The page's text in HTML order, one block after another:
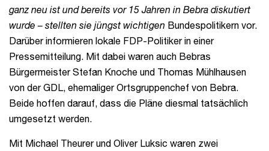
ganz neu ist und bereits vor 15 Jahren in Bebra diskutiert
wurde – stellten sie jüngst wichtigen Bundespolitikern vor.
Darüber informieren lokale FDP-Politiker in einer
Pressemitteilung. Mit dabei waren auch Bebras
Bürgermeister Stefan Knoche und Thomas Mühlhausen
von der GDL, ehemaliger Ortsgruppenchef von Bebra.
Beide hoffen darauf, dass die Pläne diesmal tatsächlich
umgesetzt werden.
Mit Michael Theurer und Oliver Luksic waren zwei